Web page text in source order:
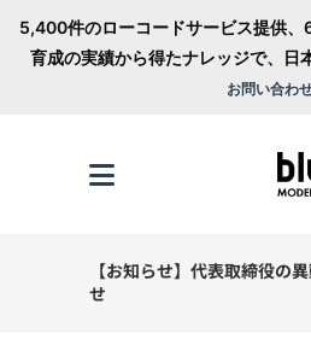
5,400件のローコードサービス提供
育成の実績から得たナレッジで、日
お問い合わ
【お知らせ】代表取締役の
せ